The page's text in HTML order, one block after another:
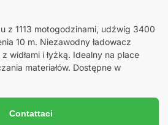
z 1113 motogodzinami, udźwig 3400
10 m. Niezawodny ładowacz
widłami i łyżką. Idealny na place
materiałów. Dostępne w
Contattaci